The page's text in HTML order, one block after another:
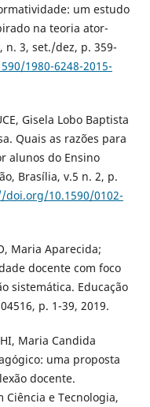
um estudo
na teoria ator-
n. 3, set./dez, p. 359-
1980-6248-2015-
Gisela Lobo Baptista
Quais as razões para
alunos do Ensino
Brasília, v.5 n. 2, p.
doi.org/10.1590/0102-
Maria Aparecida;
docente com foco
sistemática. Educação
p. 1-39, 2019.
Maria Candida
uma proposta
docente.
Ciência e Tecnologia,